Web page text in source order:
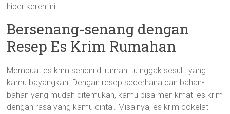
hiper keren ini!
Bersenang-senang dengan
Resep Es Krim Rumahan
Membuat es krim sendiri di rumah itu nggak sesulit yang
kamu bayangkan. Dengan resep sederhana dan bahan-
bahan yang mudah ditemukan, kamu bisa menikmati es krim
dengan rasa yang kamu cintai. Misalnya, es krim cokelat